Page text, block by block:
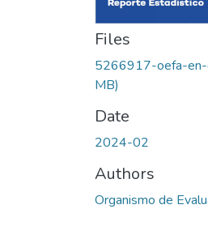
Files
5266917-oefa-
MB)
Date
2024-02
Authors
Organismo de